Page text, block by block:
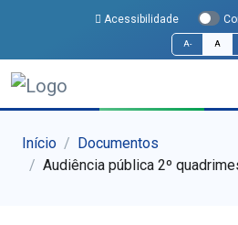
Acessibilidade
A- A
Início
Documentos
Audiência pública 2º